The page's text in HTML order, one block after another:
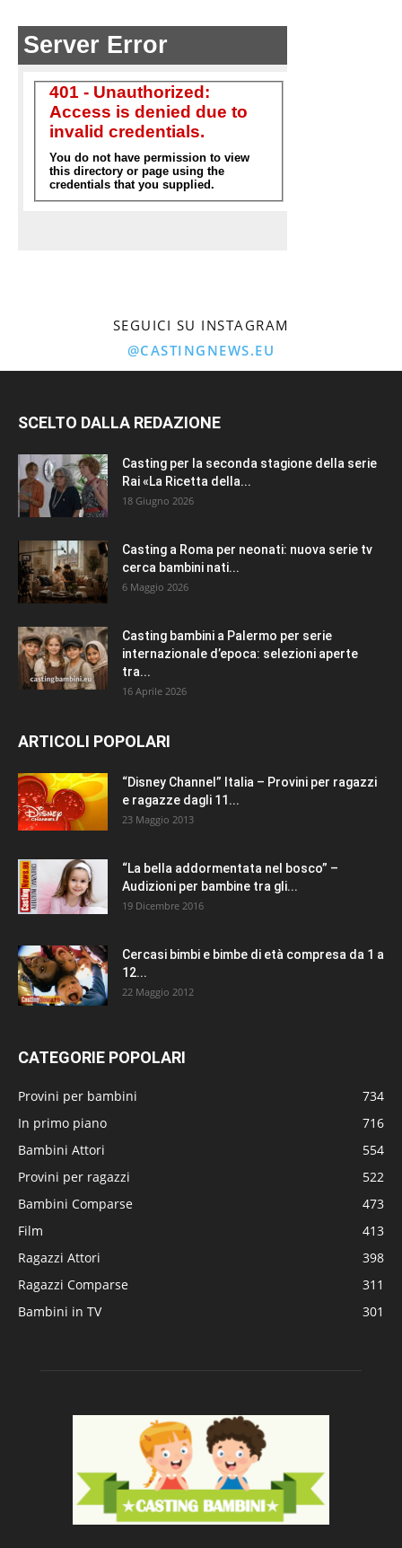
SEGUICI SU INSTAGRAM
@CASTINGNEWS.EU
SCELTO DALLA REDAZIONE
Casting per la seconda stagione della serie
Rai «La Ricetta della...
18 Giugno 2026
Casting a Roma per neonati: nuova serie tv
cerca bambini nati...
6 Maggio 2026
Casting bambini a Palermo per serie
internazionale d’epoca: selezioni aperte
tra...
16 Aprile 2026
ARTICOLI POPOLARI
“Disney Channel” Italia – Provini per ragazzi
e ragazze dagli 11...
23 Maggio 2013
“La bella addormentata nel bosco” –
Audizioni per bambine tra gli...
19 Dicembre 2016
Cercasi bimbi e bimbe di età compresa da 1 a
12...
22 Maggio 2012
CATEGORIE POPOLARI
Provini per bambini
734
In primo piano
716
Bambini Attori
554
Provini per ragazzi
522
Bambini Comparse
473
Film
413
Ragazzi Attori
398
Ragazzi Comparse
311
Bambini in TV
301